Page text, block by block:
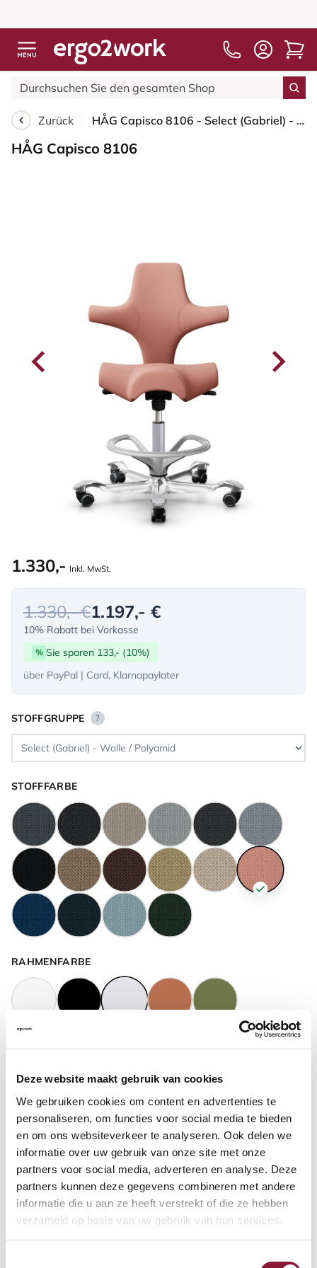
Deze website maakt gebruik van cookies
We gebruiken cookies om content en advertenties te
personaliseren, om functies voor social media te bieden
en om ons websiteverkeer te analyseren. Ook delen we
informatie over uw gebruik van onze site met onze
partners voor social media, adverteren en analyse. Deze
partners kunnen deze gegevens combineren met andere
informatie die u aan ze heeft verstrekt of die ze hebben
verzameld op basis van uw gebruik van hun services.
Zurück HÅG Capisco 8106 - Select (Gabriel) - Wolle / Polyamid - SC64213 - Light blush - Silber - 265 mm (Sitzhöhe 53-79cm) - Harte Rollen für weiche Böden
HÅG Capisco 8106
1.330,- Inkl. MwSt.
1.330,- €1.197,- €
10% Rabatt bei Vorkasse
% Sie sparen 133,- (10%)
über PayPal | Card, Klarnapaylater
STOFFGRUPPE ?
STOFFFARBE
RAHMENFARBE
GASFEDERHÖHE
BODENKONTAKT
FUSSRING ?